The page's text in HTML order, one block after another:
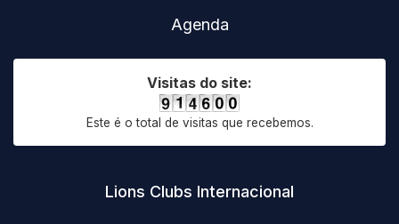
Agenda
Visitas do site:
Este é o total de visitas que recebemos.
Lions Clubs Internacional